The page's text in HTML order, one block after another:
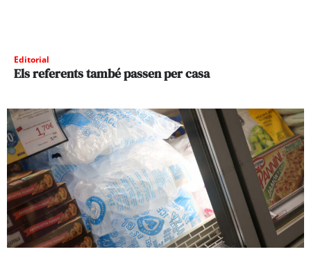
Editorial
Els referents també passen per casa